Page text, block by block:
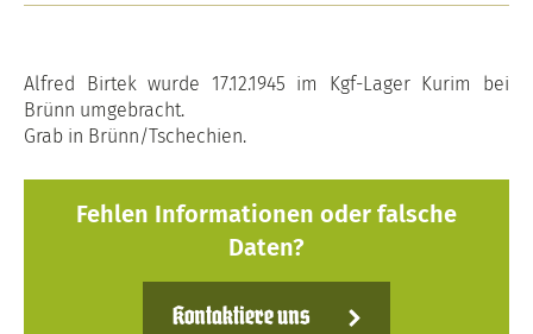
Alfred Birtek wurde 17.12.1945 im Kgf-Lager Kurim bei
Brünn umgebracht.
Grab in Brünn/Tschechien.
Fehlen Informationen oder falsche
Daten?
Kontaktiere uns